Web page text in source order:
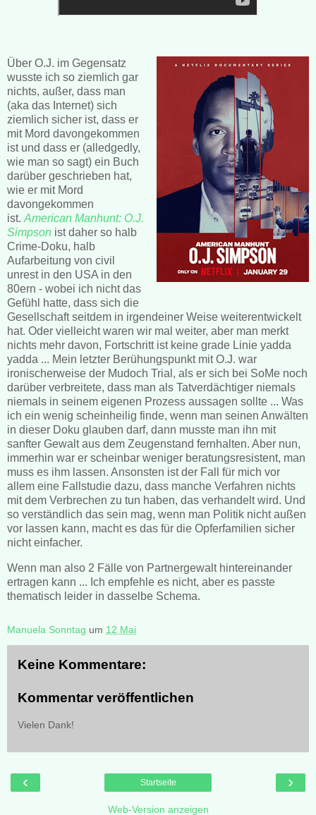
Über O.J. im Gegensatz
wusste ich so ziemlich gar
nichts, außer, dass man
(aka das Internet) sich
ziemlich sicher ist, dass er
mit Mord davongekommen
ist und dass er (alledgedly,
wie man so sagt) ein Buch
darüber geschrieben hat,
wie er mit Mord
davongekommen
ist. American Manhunt: O.J.
Simpson ist daher so halb
Crime-Doku, halb
Aufarbeitung von civil
unrest in den USA in den
80ern - wobei ich nicht das
Gefühl hatte, dass sich die
Gesellschaft seitdem in irgendeiner Weise weiterentwickelt
hat. Oder vielleicht waren wir mal weiter, aber man merkt
nichts mehr davon, Fortschritt ist keine grade Linie yadda
yadda ... Mein letzter Berühungspunkt mit O.J. war
ironischerweise der Mudoch Trial, als er sich bei SoMe noch
darüber verbreitete, dass man als Tatverdächtiger niemals
niemals in seinem eigenen Prozess aussagen sollte ... Was
ich ein wenig scheinheilig finde, wenn man seinen Anwälten
in dieser Doku glauben darf, dann musste man ihn mit
sanfter Gewalt aus dem Zeugenstand fernhalten. Aber nun,
immerhin war er scheinbar weniger beratungsresistent, man
muss es ihm lassen. Ansonsten ist der Fall für mich vor
allem eine Fallstudie dazu, dass manche Verfahren nichts
mit dem Verbrechen zu tun haben, das verhandelt wird. Und
so verständlich das sein mag, wenn man Politik nicht außen
vor lassen kann, macht es das für die Opferfamilien sicher
nicht einfacher.
Wenn man also 2 Fälle von Partnergewalt hintereinander
ertragen kann ... Ich empfehle es nicht, aber es passte
thematisch leider in dasselbe Schema.
Manuela Sonntag um 12 Mai
Keine Kommentare:
Kommentar veröffentlichen
Vielen Dank!
‹ ›
Startseite
Web-Version anzeigen